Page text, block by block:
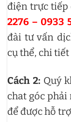
điện trực
2276 – 0933
đài tư vấn
cụ thể, chi
Cách 2: Quý
chat góc
để được hỗ